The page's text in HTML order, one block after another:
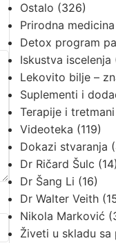
Ostalo (326)
Prirodna medicina
Detox program
Iskustva iscelenja
Lekovito bilje –
Suplementi i
Terapije i tretmani
Videoteka (119)
Dokazi stvaranja
Dr Ričard Šulc (14)
Dr Šang Li (16)
Dr Walter Veith
Nikola Marković
Živeti u skladu sa